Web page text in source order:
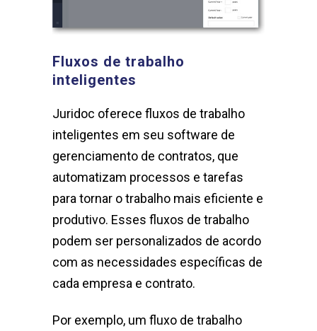
Fluxos de trabalho
inteligentes
Juridoc oferece fluxos de trabalho
inteligentes em seu software de
gerenciamento de contratos, que
automatizam processos e tarefas
para tornar o trabalho mais eficiente e
produtivo. Esses fluxos de trabalho
podem ser personalizados de acordo
com as necessidades específicas de
cada empresa e contrato.
Por exemplo, um fluxo de trabalho